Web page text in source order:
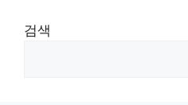
검색